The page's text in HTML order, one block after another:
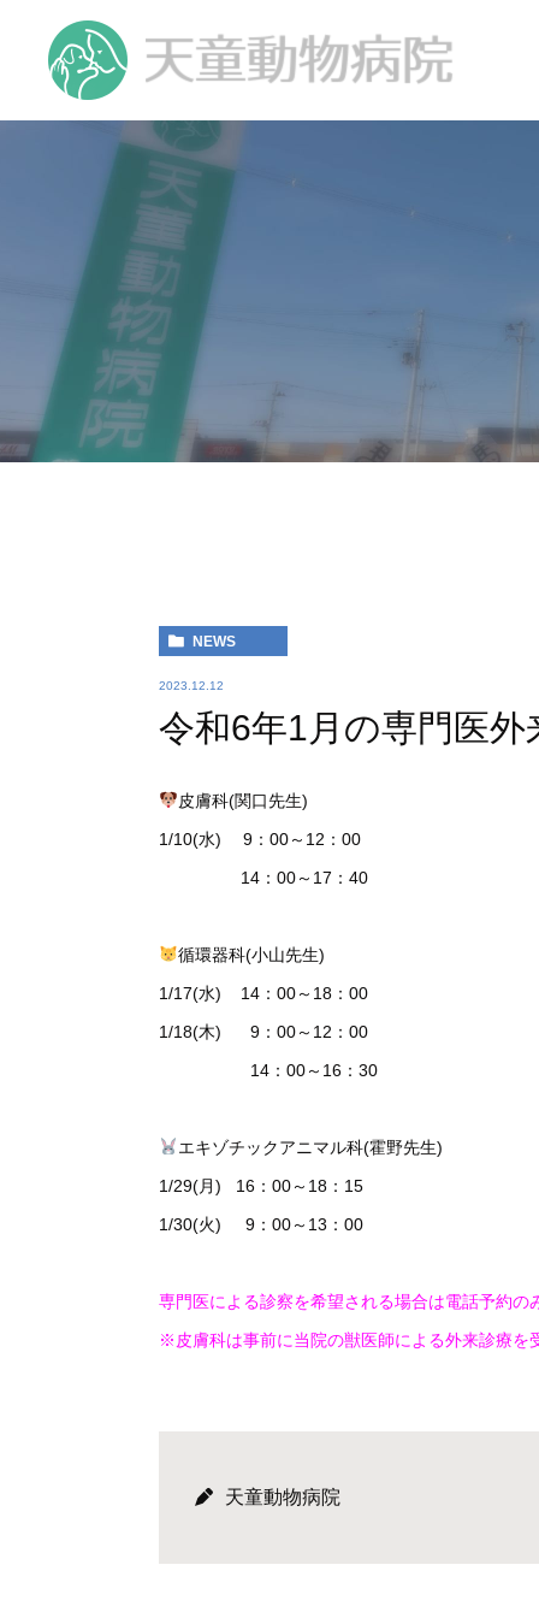
NEWS
2023.12.12
令和6年1月の専門医外
皮膚科(関口先生)
1/10(水) 9：00～12：00
14：00～17：40
循環器科(小山先生)
1/17(水) 14：00～18：00
1/18(木) 9：00～12：00
14：00～16：30
エキゾチックアニマル科(霍野先生)
1/29(月) 16：00～18：15
1/30(火) 9：00～13：00
専門医による診察を希望される場合は電話予約
※皮膚科は事前に当院の獣医師による外来診療を
天童動物病院